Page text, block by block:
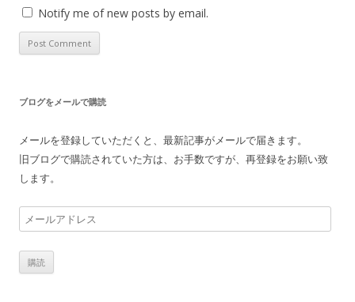
Notify me of new posts by email.
ブログをメールで購読
メールを登録していただくと、最新記事がメールで届きます。
旧ブログで購読されていた方は、お手数ですが、再登録をお願い致
します。
メ
ー
ル
ア